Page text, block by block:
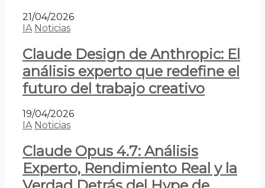
21/04/2026
IA Noticias
Claude Design de Anthropic: El
análisis experto que redefine el
futuro del trabajo creativo
19/04/2026
IA Noticias
Claude Opus 4.7: Análisis
Experto, Rendimiento Real y la